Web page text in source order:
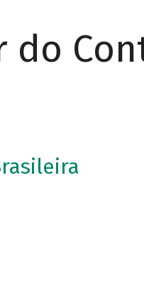
do